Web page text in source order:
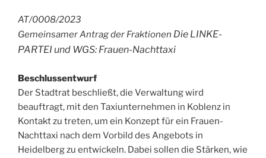
AT/0008/2023
Gemeinsamer Antrag der Fraktionen Die LINKE-
PARTEI und WGS: Frauen-Nachttaxi
Beschlussentwurf
Der Stadtrat beschließt, die Verwaltung wird
beauftragt, mit den Taxiunternehmen in Koblenz in
Kontakt zu treten, um ein Konzept für ein Frauen-
Nachttaxi nach dem Vorbild des Angebots in
Heidelberg zu entwickeln. Dabei sollen die Stärken, wie